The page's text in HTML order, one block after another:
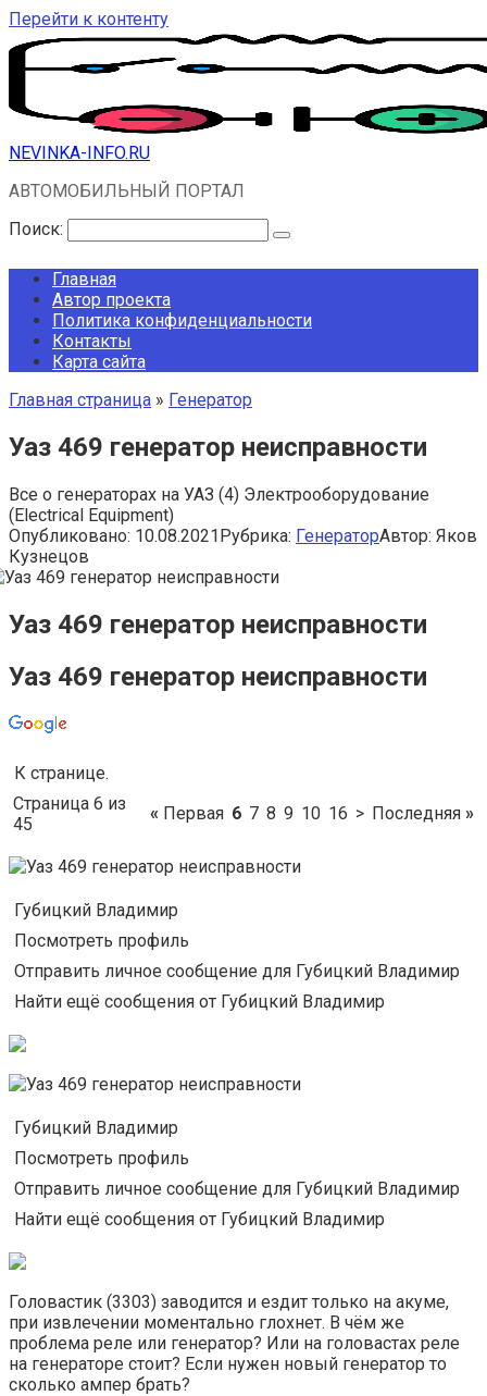
Перейти к контенту
NEVINKA-INFO.RU
АВТОМОБИЛЬНЫЙ ПОРТАЛ
Поиск:
Главная
Автор проекта
Политика конфиденциальности
Контакты
Карта сайта
Главная страница » Генератор
Уаз 469 генератор неисправности
Все о генераторах на УАЗ (4) Электрооборудование
(Electrical Equipment)
Опубликовано: 10.08.2021Рубрика: ГенераторАвтор: Яков
Кузнецов
Уаз 469 генератор неисправности
Уаз 469 генератор неисправности
К странице.
Страница 6 из
45
« Первая 6 7 8 9 10 16 > Последняя »
Губицкий Владимир
Посмотреть профиль
Отправить личное сообщение для Губицкий Владимир
Найти ещё сообщения от Губицкий Владимир
Губицкий Владимир
Посмотреть профиль
Отправить личное сообщение для Губицкий Владимир
Найти ещё сообщения от Губицкий Владимир
Головастик (3303) заводится и ездит только на акуме,
при извлечении моментально глохнет. В чём же
проблема реле или генератор? Или на головастах реле
на генераторе стоит? Если нужен новый генератор то
сколько ампер брать?